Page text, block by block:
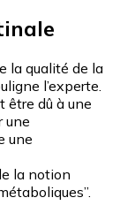
la qualité de la
l’experte.
être dû à une
une
une
la notion